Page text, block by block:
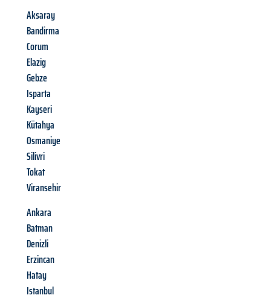
Aksaray
Bandirma
Corum
Elazig
Gebze
Isparta
Kayseri
Kütahya
Osmaniye
Silivri
Tokat
Viransehir
Ankara
Batman
Denizli
Erzincan
Hatay
Istanbul